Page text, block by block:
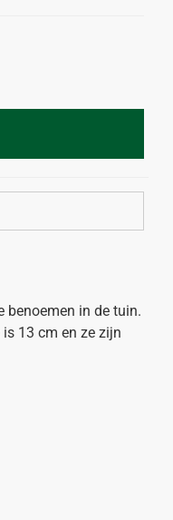
in de tuin.
13 cm en ze zijn